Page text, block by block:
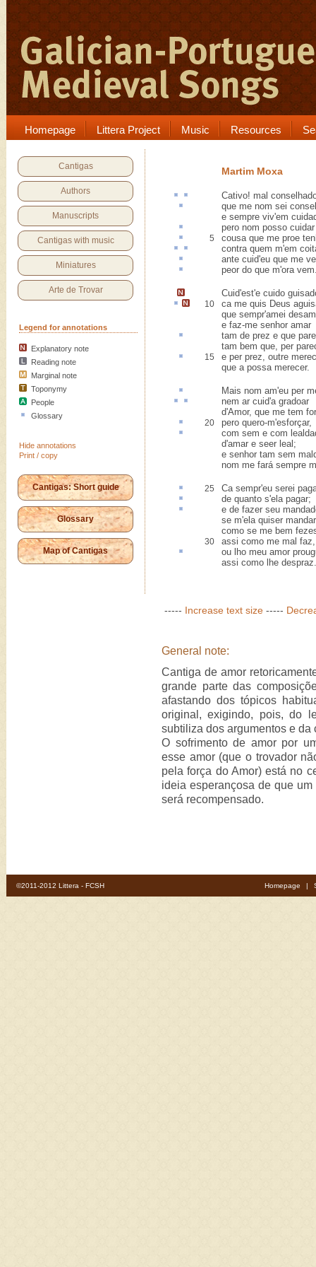
Homepage Littera Project Music Resources
Cantigas
Authors
Manuscripts
Cantigas with music
Miniatures
Arte de Trovar
Legend for annotations
Explanatory note
Reading note
Marginal note
Toponymy
People
Glossary
Hide annotations
Print / copy
Cantigas: Short guide
Glossary
Map of Cantigas
Martim Moxa
Cativo! mal
que me nom sei
e sempre viv'em
pero nom posso cuidar
5 cousa que me proe
contraquem m'em
ante cuid'eu que me
peor do que m'ora
Cuid'est'e cuido
10 came quis Deus
que sempr'amei
e faz-me senhor amar
tam de prez e que
tam bem que, per
15 e per prez, outre
que a possa merecer.
Mais nom am'eu per
nem ar cuid'a gradoar
d'Amor, que me tem
20 pero quero-m'esforçar,
com sem e com
d'amar e seer leal;
e senhor tam sem
nom me fará sempre
25 Ca sempr'eu serei
de quanto s'ela pagar;
e de fazer seu
se m'ela quiser
como se me bem
30
assi como me mal faz,
ou lho meu amor
assi como lhe despraz.
----- Increase text size -----
General note:
Cantiga de amor
grande parte das
afastando dos tópicos
original, exigindo, pois, do
subtiliza dos argumentos e da
O sofrimento de amor por
esse amor (que o trovador
pela força do Amor) está no
ideia esperançosa de que
será recompensado.
©2011-2012 Littera - FCSH Homepage |